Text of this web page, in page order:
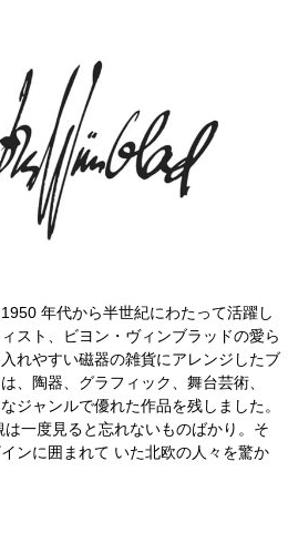
年代から半世紀にわたって活躍し
スト、ビヨン・ヴィンブラッドの愛ら
れやすい磁器の雑貨にアレンジしたブ
、陶器、グラフィック、舞台芸術、
ジャンルで優れた作品を残しました。
一度見ると忘れないものばかり。そ
ンに囲まれて いた北欧の人々を驚か